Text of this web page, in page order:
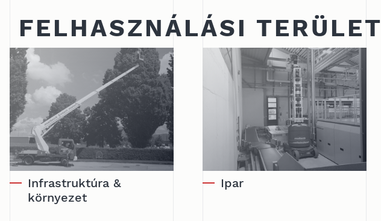
FELHASZNÁLÁSI TERÜLET
Infrastruktúra &
környezet
Ipar